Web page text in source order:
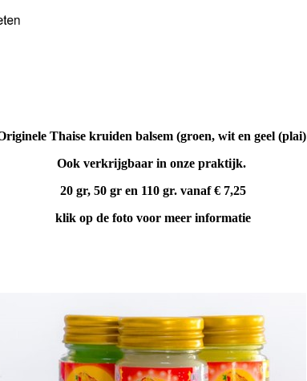
Thaise kruiden balsem (groen, wit en geel (plai)
Ook verkrijgbaar in onze praktijk.
20 gr, 50 gr en 110 gr. vanaf € 7,25
klik op de foto voor meer informatie